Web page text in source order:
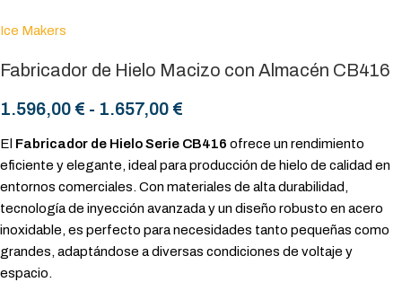
Ice Makers
Fabricador de Hielo Macizo con Almacén CB416
1.596,00 € - 1.657,00 €
El Fabricador de Hielo Serie CB416 ofrece un rendimiento
eficiente y elegante, ideal para producción de hielo de calidad en
entornos comerciales. Con materiales de alta durabilidad,
tecnología de inyección avanzada y un diseño robusto en acero
inoxidable, es perfecto para necesidades tanto pequeñas como
grandes, adaptándose a diversas condiciones de voltaje y
espacio.